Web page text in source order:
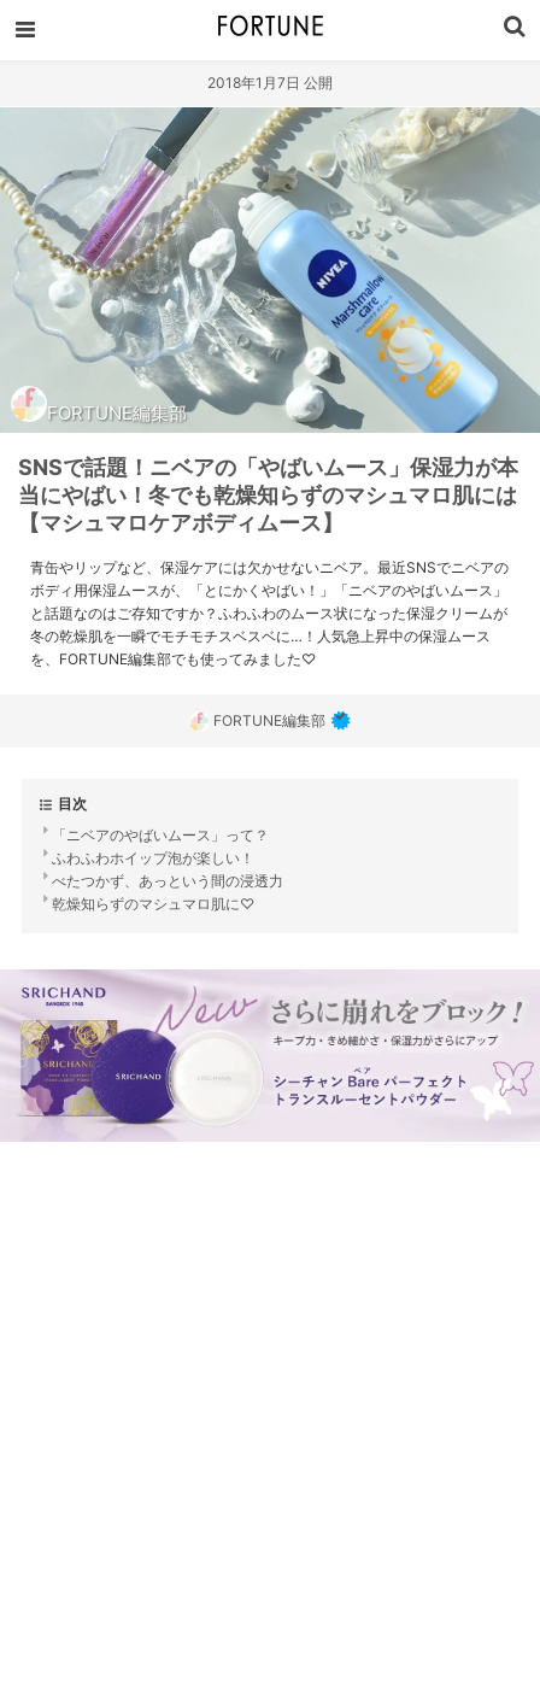
2018年1月7日 公開
FORTUNE編集部
SNSで話題！ニベアの「やばいムース」保湿力が本
当にやばい！冬でも乾燥知らずのマシュマロ肌には
【マシュマロケアボディムース】
青缶やリップなど、保湿ケアには欠かせないニベア。最近SNSでニベアの
ボディ用保湿ムースが、「とにかくやばい！」「ニベアのやばいムース」
と話題なのはご存知ですか？ふわふわのムース状になった保湿クリームが
冬の乾燥肌を一瞬でモチモチスベスベに…！人気急上昇中の保湿ムース
を、FORTUNE編集部でも使ってみました♡
FORTUNE編集部
目次
「ニベアのやばいムース」って？
ふわふわホイップ泡が楽しい！
べたつかず、あっという間の浸透力
乾燥知らずのマシュマロ肌に♡